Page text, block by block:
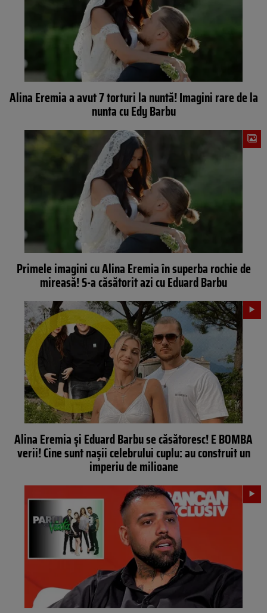
Alina Eremia a avut 7 torturi la nuntă! Imagini rare de la
nunta cu Edy Barbu
Primele imagini cu Alina Eremia în superba rochie de
mireasă! S-a căsătorit azi cu Eduard Barbu
Alina Eremia şi Eduard Barbu se căsătoresc! E BOMBA
verii! Cine sunt naşii celebrului cuplu: au construit un
imperiu de milioane